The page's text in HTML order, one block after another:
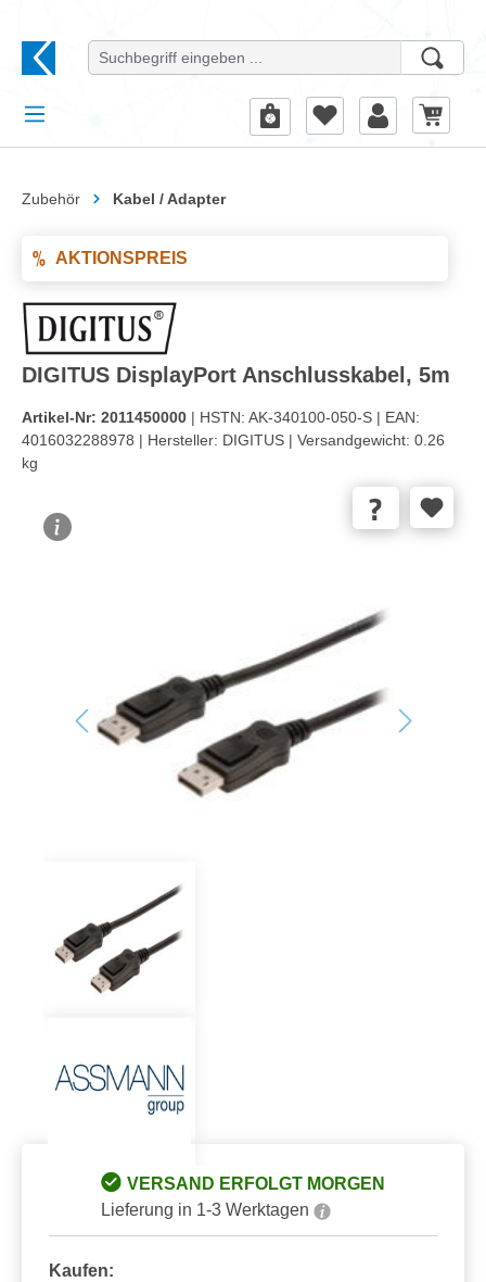
Zubehör Kabel / Adapter
AKTIONSPREIS
DIGITUS DisplayPort Anschlusskabel, 5m
Artikel-Nr: 2011450000 | HSTN: AK-340100-050-S | EAN:
4016032288978 | Hersteller: DIGITUS | Versandgewicht: 0.26
kg
VERSAND ERFOLGT MORGEN
Lieferung in 1-3 Werktagen
Kaufen: